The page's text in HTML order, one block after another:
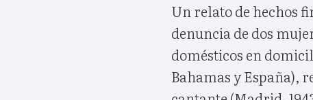
Un relato de hechos
denuncia de dos
domésticos en
Bahamas y España),